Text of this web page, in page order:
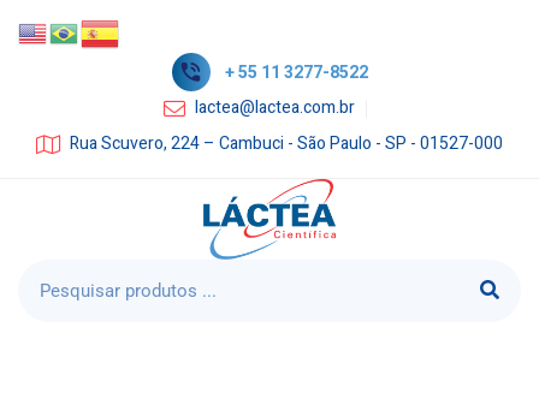
+ 55 11 3277-8522
lactea@lactea.com.br
Rua Scuvero, 224 – Cambuci - São Paulo - SP - 01527-000